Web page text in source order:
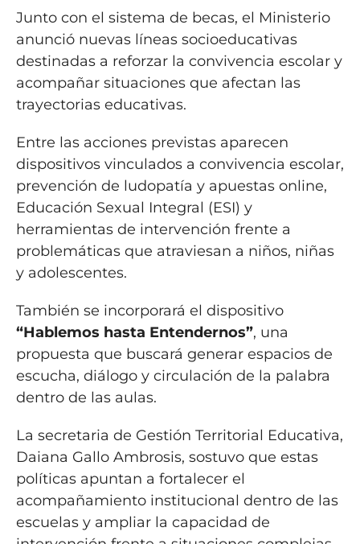
Junto con el sistema de becas, el Ministerio
anunció nuevas líneas socioeducativas
destinadas a reforzar la convivencia escolar y
acompañar situaciones que afectan las
trayectorias educativas.
Entre las acciones previstas aparecen
dispositivos vinculados a convivencia escolar,
prevención de ludopatía y apuestas online,
Educación Sexual Integral (ESI) y
herramientas de intervención frente a
problemáticas que atraviesan a niños, niñas
y adolescentes.
También se incorporará el dispositivo
“Hablemos hasta Entendernos”, una
propuesta que buscará generar espacios de
escucha, diálogo y circulación de la palabra
dentro de las aulas.
La secretaria de Gestión Territorial Educativa,
Daiana Gallo Ambrosis, sostuvo que estas
políticas apuntan a fortalecer el
acompañamiento institucional dentro de las
escuelas y ampliar la capacidad de